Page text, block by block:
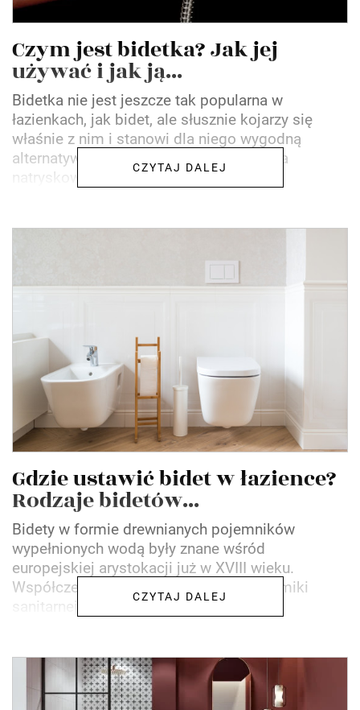
Czym jest bidetka? Jak jej
używać i jak ją...
Bidetka nie jest jeszcze tak popularna w
łazienkach, jak bidet, ale słusznie kojarzy się
właśnie z nim i stanowi dla niego wygodną
alternatywę. Jest to specjalna słuchawka
natryskowa z długim wężem,...
CZYTAJ DALEJ
Gdzie ustawić bidet w łazience?
Rodzaje bidetów...
Bidety w formie drewnianych pojemników
wypełnionych wodą były znane wśród
europejskiej arystokacji już w XVIII wieku.
Współczesne bidety tworzone są z ceramiki
sanitarnej i o ile wciąż nie stanowią...
CZYTAJ DALEJ